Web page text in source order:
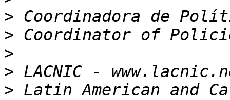
>
>
>
> LACNIC -
> Latin American and